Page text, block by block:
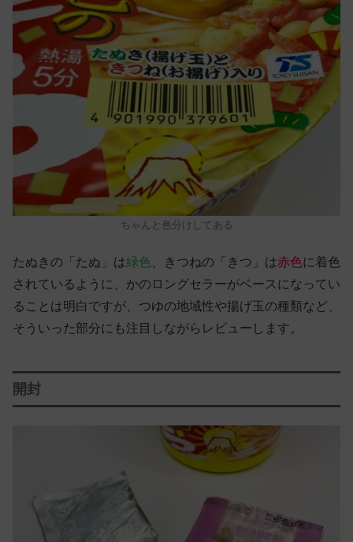
ちゃんと色分けしてある
たぬきの「たぬ」は緑色 、きつねの「きつ」は赤色に着色
されているように、かのロングセラーがベースになってい
ることは明白ですが、つゆの地域性や揚げ玉の種類など、
そういった部分にも注目しながらレビューします。
開封